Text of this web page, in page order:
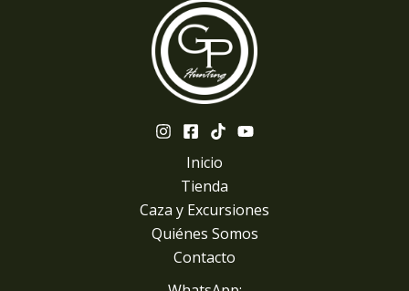
Inicio
Tienda
Caza y Excursiones
Quiénes Somos
Contacto